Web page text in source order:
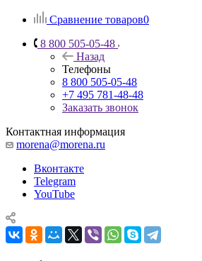
Сравнение товаров0
8 800 505-05-48
Назад
Телефоны
8 800 505-05-48
+7 495 781-48-48
Заказать звонок
Контактная информация
morena@morena.ru
Вконтакте
Telegram
YouTube